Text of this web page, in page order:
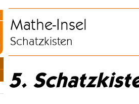
Mathe-Insel
Schatzkisten
5.